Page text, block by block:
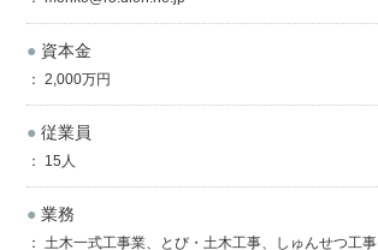
● 資本金
： 2,000万円
● 従業員
： 15人
● 業務
： 土木一式工事業、とび・土木工事、しゅんせつ工事